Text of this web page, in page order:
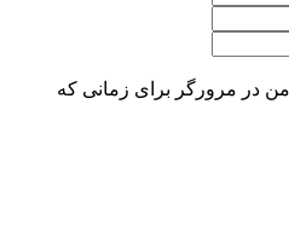
من در مرورگر برای زمانی که